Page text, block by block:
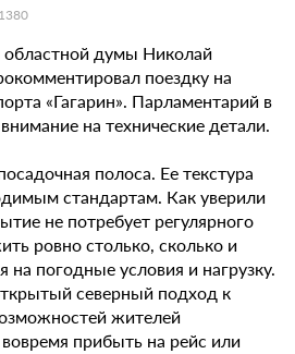
1380
думы Николай
поездку на
«Гагарин». Парламентарий в
на технические детали.
полоса. Ее текстура
стандартам. Как уверили
не потребует регулярного
ровно столько, сколько и
на погодные условия и нагрузку.
северный подход к
жителей
прибыть на рейс или